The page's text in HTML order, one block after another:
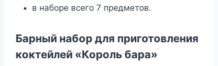
в наборе всего 7 предметов.
Барный набор для приготовления
коктейлей «Король бара»